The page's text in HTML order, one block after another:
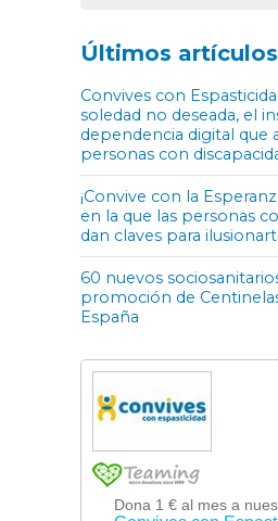
Últimos artículos
Convives con
soledad no deseada, el
dependencia digital que
personas con
¡Convive con la
en la que las personas
dan claves para
60 nuevos
promoción de
España